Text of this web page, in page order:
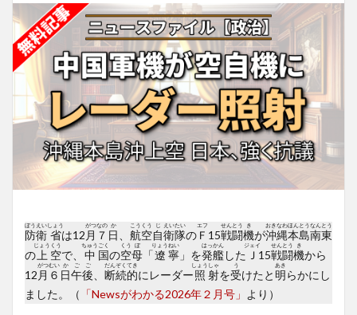
防
ぼう
衛
えい
省
しょう
は12 月
がつ
７
なの
日
か
航
こう
空
くう
自
じ
衛
えい
隊
たい
の Ｆ
エフ
15戦
せん
闘
とう
機
き
が沖
おき
縄
なわ
本
ほん
島
とう
南
なん
東
とう
の 上
じょう
空
くう
で、 中
ちゅう
国
ごく
の空
くう
母
ぼ
「遼
りょう
寧
ねい
」を発
はっ
艦
かん
した Ｊ
ジェイ
15戦
せん
闘
とう
機
き
から
12 月
がつ
６
むい
日
か
午
ご
後
ご
断
だん
続
ぞく
的
てき
にレーダー照
しょう
射
しゃ
を受
う
けたと 明
あき
らかにし
ました。（ 「Newsがわかる2026年２月号」 より）